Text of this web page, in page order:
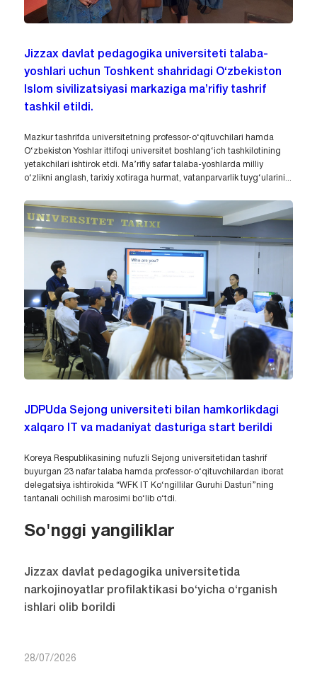
Jizzax davlat pedagogika universiteti talaba-
yoshlari uchun Toshkent shahridagi O‘zbekiston
Islom sivilizatsiyasi markaziga ma’rifiy tashrif
tashkil etildi.
Mazkur tashrifda universitetning professor-o‘qituvchilari hamda
O‘zbekiston Yoshlar ittifoqi universitet boshlang‘ich tashkilotining
yetakchilari ishtirok etdi. Ma’rifiy safar talaba-yoshlarda milliy
o‘zlikni anglash, tarixiy xotiraga hurmat, vatanparvarlik tuyg‘ularini...
JDPUda Sejong universiteti bilan hamkorlikdagi
xalqaro IT va madaniyat dasturiga start berildi
Koreya Respublikasining nufuzli Sejong universitetidan tashrif
buyurgan 23 nafar talaba hamda professor-o‘qituvchilardan iborat
delegatsiya ishtirokida “WFK IT Ko‘ngillilar Guruhi Dasturi”ning
tantanali ochilish marosimi bo‘lib o‘tdi.
So'nggi yangiliklar
Jizzax davlat pedagogika universitetida
narkojinoyatlar profilaktikasi bo‘yicha o‘rganish
ishlari olib borildi
28/07/2026